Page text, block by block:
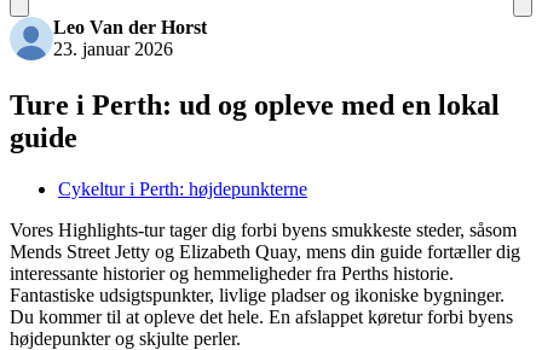
Leo Van der Horst
23. januar 2026
Ture i Perth: ud og opleve med en lokal
guide
Cykeltur i Perth: højdepunkterne
Vores Highlights-tur tager dig forbi byens smukkeste steder, såsom
Mends Street Jetty og Elizabeth Quay, mens din guide fortæller dig
interessante historier og hemmeligheder fra Perths historie.
Fantastiske udsigtspunkter, livlige pladser og ikoniske bygninger.
Du kommer til at opleve det hele. En afslappet køretur forbi byens
højdepunkter og skjulte perler.